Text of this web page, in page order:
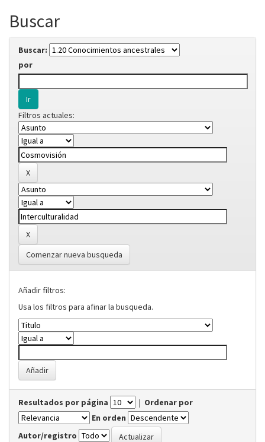
Buscar
Buscar:
por
Filtros actuales:
Comenzar nueva busqueda
Añadir filtros:
Usa los filtros para afinar la busqueda.
Resultados por página | Ordenar por
En orden
Autor/registro